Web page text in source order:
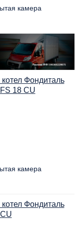
камера
Фондиталь
18 CU
камера
Фондиталь